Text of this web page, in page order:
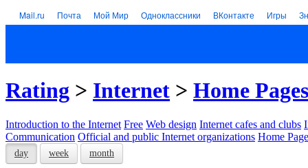
Mail.ru Почта Мой Мир Одноклассники ВКонтакте Игры
Rating > Internet > Home Pages
Introduction to the Internet Free Web design Internet cafes and clubs
Communication Official and public Internet organizations Home
day week month